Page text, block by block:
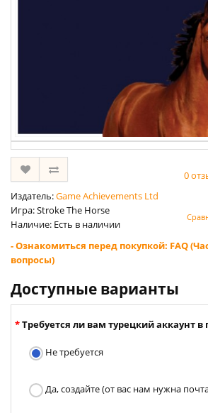
0
Издатель:Game Achievements Ltd
Игра: Stroke The Horse
Наличие: Есть в наличии
- Ознакомиться перед покупкой: FAQ
вопросы)
Доступные варианты
Требуется ли вам турецкий аккаунт в
Не требуется
Да, создайте (от вас нам нужна